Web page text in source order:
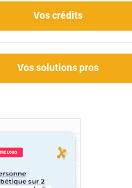
Vos crédits
Vos solutions pros